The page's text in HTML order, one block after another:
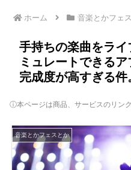
ホーム 音楽とかフェ
手持ちの楽曲をラ
ミュレートできる
完成度が高すぎる件
ⓘ本ページは商品、サービスのリン
音楽とかフェスとか